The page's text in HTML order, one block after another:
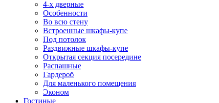
4-х дверные
Особенности
Во всю стену
Встроенные шкафы-купе
Под потолок
Раздвижные шкафы-купе
Открытая секция посередине
Распашные
Гардероб
Для маленького помещения
Эконом
Гостиные